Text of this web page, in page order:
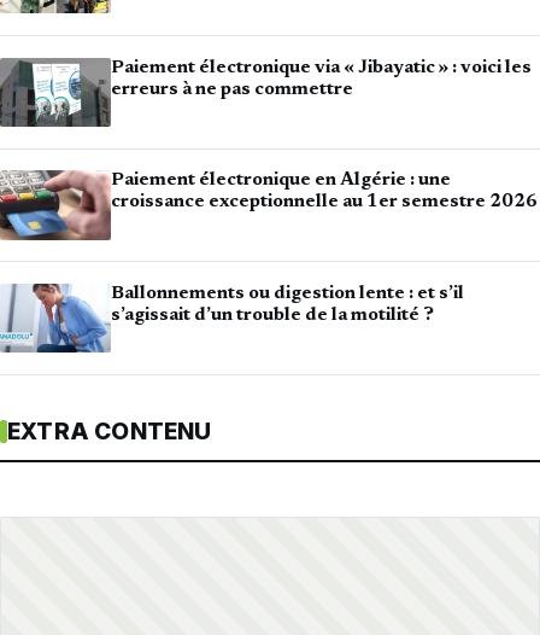
Paiement électronique via « Jibayatic » : voici les
erreurs à ne pas commettre
Paiement électronique en Algérie : une
croissance exceptionnelle au 1er semestre 2026
Ballonnements ou digestion lente : et s’il
s’agissait d’un trouble de la motilité ?
EXTRA CONTENU